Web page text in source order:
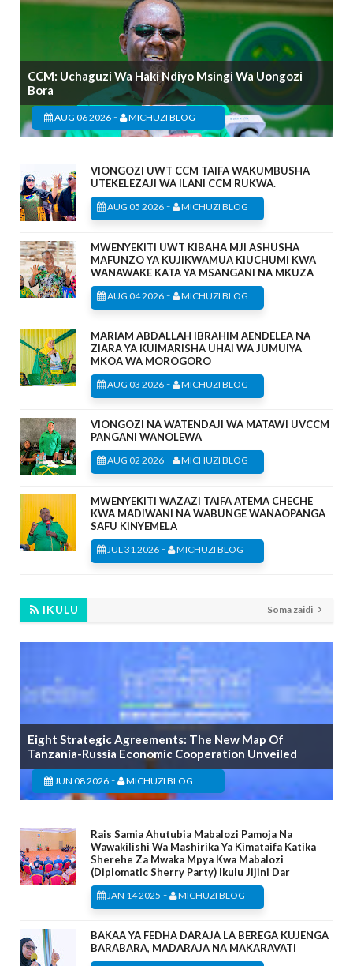
CCM: Uchaguzi Wa Haki Ndiyo Msingi Wa Uongozi
Bora
AUG 06 2026 - MICHUZI BLOG
VIONGOZI UWT CCM TAIFA WAKUMBUSHA
UTEKELEZAJI WA ILANI CCM RUKWA.
AUG 05 2026 - MICHUZI BLOG
MWENYEKITI UWT KIBAHA MJI ASHUSHA
MAFUNZO YA KUJIKWAMUA KIUCHUMI KWA
WANAWAKE KATA YA MSANGANI NA MKUZA
AUG 04 2026 - MICHUZI BLOG
MARIAM ABDALLAH IBRAHIM AENDELEA NA
ZIARA YA KUIMARISHA UHAI WA JUMUIYA
MKOA WA MOROGORO
AUG 03 2026 - MICHUZI BLOG
VIONGOZI NA WATENDAJI WA MATAWI UVCCM
PANGANI WANOLEWA
AUG 02 2026 - MICHUZI BLOG
MWENYEKITI WAZAZI TAIFA ATEMA CHECHE
KWA MADIWANI NA WABUNGE WANAOPANGA
SAFU KINYEMELA
JUL 31 2026 - MICHUZI BLOG
IKULU Soma zaidi
Eight Strategic Agreements: The New Map Of
Tanzania-Russia Economic Cooperation Unveiled
JUN 08 2026 - MICHUZI BLOG
Rais Samia Ahutubia Mabalozi Pamoja Na
Wawakilishi Wa Mashirika Ya Kimataifa Katika
Sherehe Za Mwaka Mpya Kwa Mabalozi
(Diplomatic Sherry Party) Ikulu Jijini Dar
JAN 14 2025 - MICHUZI BLOG
BAKAA YA FEDHA DARAJA LA BEREGA KUJENGA
BARABARA, MADARAJA NA MAKARAVATI